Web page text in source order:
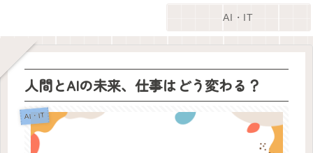
AI・IT
人間とAIの未来、仕事はどう変わる？
AI・IT